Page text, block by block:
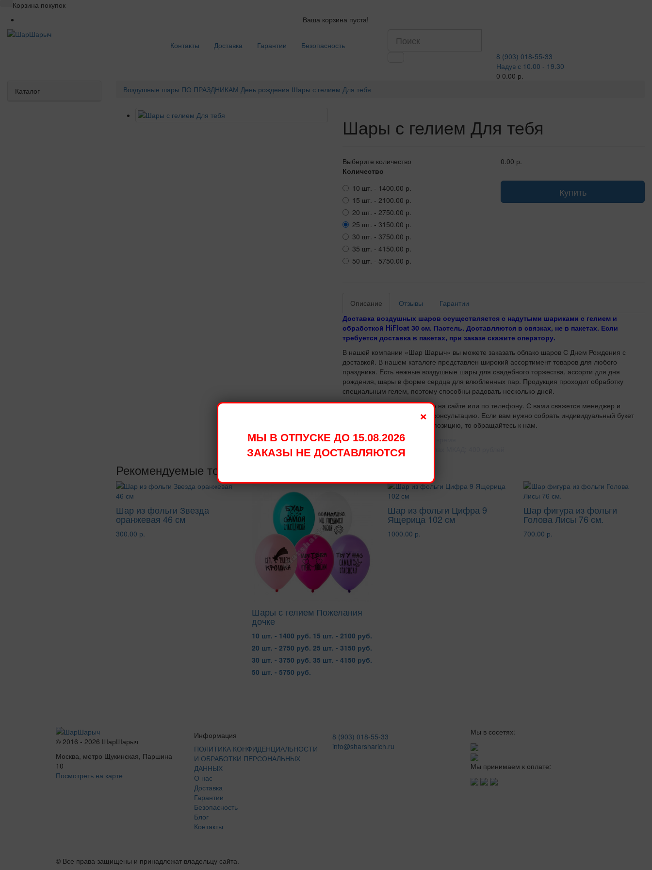
Корзина покупок
Ваша корзина пуста!
Контакты Доставка Гарантии
Безопасность
8 (903) 018-55-33
Надув с 10.00 - 19.30
0 0.00 р.
Каталог
Воздушные шары ПО ПРАЗДНИКАМ День рождения Шары с гелием Для тебя
Шары с гелием Для тебя
Выберите количество
Количество
10 шт. - 1400.00 р.
15 шт. - 2100.00 р.
20 шт. - 2750.00 р.
25 шт. - 3150.00 р.
30 шт. - 3750.00 р.
35 шт. - 4150.00 р.
50 шт. - 5750.00 р.
0.00 р.
Купить
Описание Отзывы
Гарантии
Доставка воздушных шаров осуществляется с надутыми шариками с гелием и
обработкой HiFloat 30 см. Пастель. Доставляются в связках, не в пакетах. Если
требуется доставка в пакетах, при заказе скажите оператору.
В нашей компании «Шар Шарыч» вы можете заказать облако шаров С Днем Рождения с
доставкой. В нашем каталоге представлен широкий ассортимент товаров для любого
праздника. Есть нежные воздушные шары для свадебного торжества, ассорти для дня
рождения, шары в форме сердца для влюбленных пар. Продукция проходит обработку
специальным гелем, поэтому способны радовать несколько дней.
Заказ осуществляется прямо на сайте или по телефону. С вами свяжется менеджер и
проведет предварительную консультацию. Если вам нужно собрать индивидуальный букет
или оформить большую композицию, то обращайтесь к нам.
Доставим в удобное для Вас время
Стоимость доставки в пределах МКАД: 400 рублей
Рекомендуемые товары
Шар из фольги Звезда
оранжевая 46 см
300.00 р.
Шары с гелием Пожелания
дочке
10 шт. - 1400 руб. 15 шт. - 2100 руб.
20 шт. - 2750 руб. 25 шт. - 3150 руб.
30 шт. - 3750 руб. 35 шт. - 4150 руб.
50 шт. - 5750 руб.
Шар из фольги Цифра 9
Ящерица 102 см
1000.00 р.
Шар фигура из фольги
Голова Лисы 76 см.
700.00 р.
© 2016 - 2026 ШарШарыч
Москва, метро Щукинская, Паршина
10
Посмотреть на карте
Информация
ПОЛИТИКА КОНФИДЕНЦИАЛЬНОСТИ
И ОБРАБОТКИ ПЕРСОНАЛЬНЫХ
ДАННЫХ
О нас
Доставка
Гарантии
Безопасность
Блог
Контакты
8 (903) 018-55-33
info@sharsharich.ru
Мы в сосетях:
Мы принимаем к оплате:
© Все права защищены и принадлежат владельцу сайта.
×
МЫ В ОТПУСКЕ ДО 15.08.2026
ЗАКАЗЫ НЕ ДОСТАВЛЯЮТСЯ